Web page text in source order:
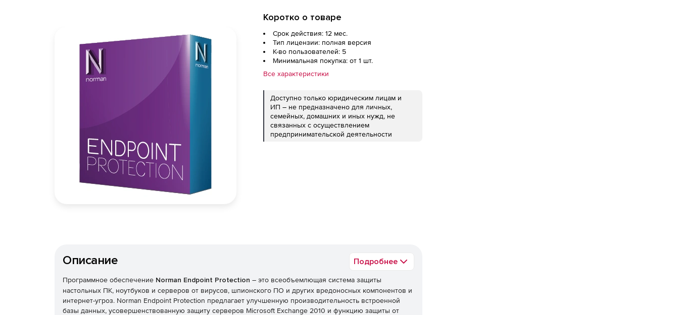
Коротко о товаре
Срок действия: 12 мес.
Тип лицензии: полная версия
К-во пользователей: 5
Минимальная покупка: от 1 шт.
Все характеристики
Доступно только юридическим лицам и
ИП – не предназначено для личных,
семейных, домашних и иных нужд, не
связанных с осуществлением
предпринимательской деятельности
Описание Подробнее
Программное обеспечение Norman Endpoint Protection – это всеобъемлющая система защиты
настольных ПК, ноутбуков и серверов от вирусов, шпионского ПО и других вредоносных компонентов и
интернет-угроз. Norman Endpoint Protection предлагает улучшенную производительность встроенной
базы данных, усовершенствованную защиту серверов Microsoft Exchange 2010 и функцию защиты от